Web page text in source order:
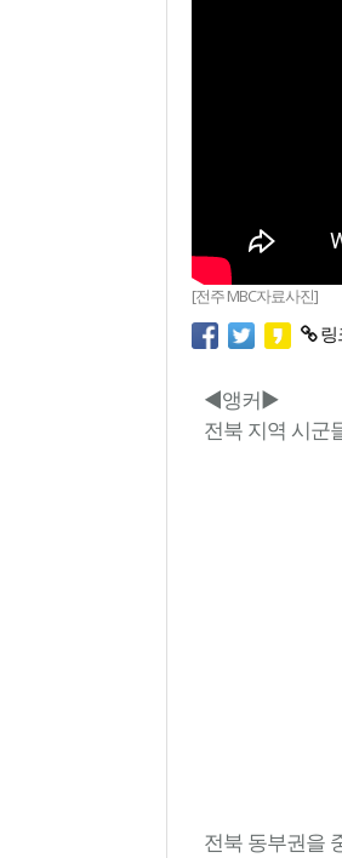
[전주 MBC자료사진]
링
◀앵커▶
전북 지역 시군
전북 동부권을